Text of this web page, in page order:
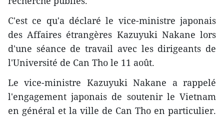
C'est ce qu'a déclaré le vice-ministre japonais
des Affaires étrangères Kazuyuki Nakane lors
d'une séance de travail avec les dirigeants de
l'Université de Can Tho le 11 août.
Le vice-ministre Kazuyuki Nakane a rappelé
l'engagement japonais de soutenir le Vietnam
en général et la ville de Can Tho en particulier.